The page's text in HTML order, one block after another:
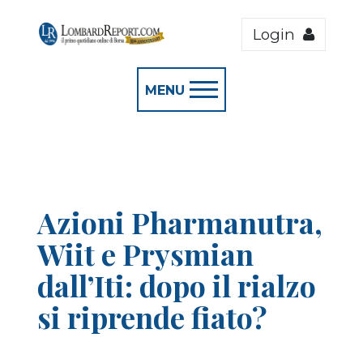
Login
MENU
Azioni Pharmanutra,
Wiit e Prysmian
dall’Iti: dopo il rialzo
si riprende fiato?